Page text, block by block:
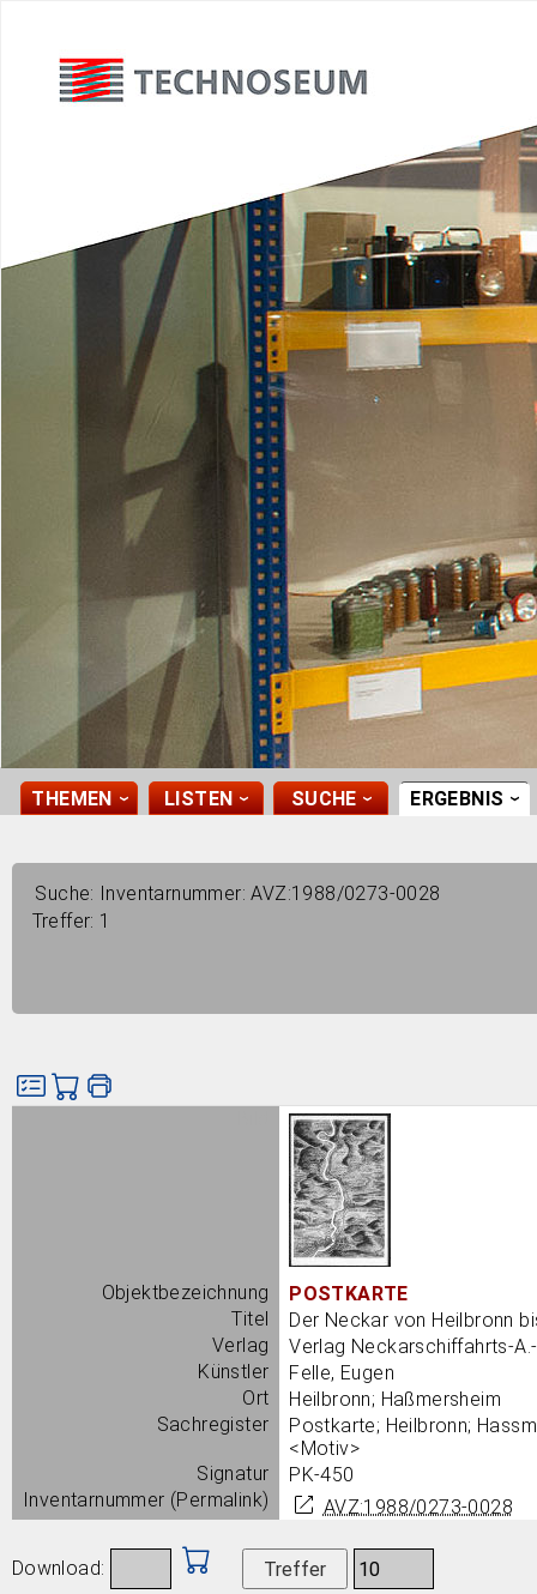
THEMEN › LISTEN › SUCHE › ERGEBNIS ›
Suche: Inventarnummer: AVZ:1988/0273-0028
Treffer: 1
Objektbezeichnung
POSTKARTE
Titel
Der Neckar von Heilbronn
Verlag
Verlag Neckarschiffahrts-
Künstler
Felle, Eugen
Ort
Heilbronn; Haßmersheim
Sachregister
Postkarte; Heilbronn;
<Motiv>
Signatur
PK-450
Inventarnummer (Permalink)
AVZ:1988/0273-0028
Download: